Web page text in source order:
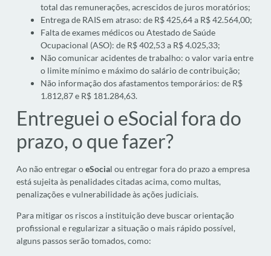
total das remunerações, acrescidos de juros moratórios;
Entrega de RAIS em atraso: de R$ 425,64 a R$ 42.564,00;
Falta de exames médicos ou Atestado de Saúde
Ocupacional (ASO): de R$ 402,53 a R$ 4.025,33;
Não comunicar acidentes de trabalho: o valor varia entre
o limite mínimo e máximo do salário de contribuição;
Não informação dos afastamentos temporários: de R$
1.812,87 e R$ 181.284,63.
Entreguei o eSocial fora do
prazo, o que fazer?
Ao não entregar oeSocial ou entregar fora do prazo a empresa
está sujeita às penalidades citadas acima, como multas,
penalizações e vulnerabilidade às ações judiciais.
Para mitigar os riscos a instituição deve buscar orientação
profissional e regularizar a situação o mais rápido possível,
alguns passos serão tomados, como: